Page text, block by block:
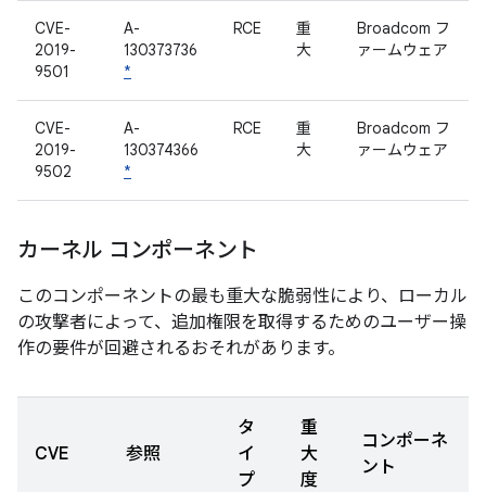
CVE-
2019-
9501
A-
130373736
*
RCE
重
大
Broadcom フ
ァームウェア
CVE-
2019-
9502
A-
130374366
*
RCE
重
大
Broadcom フ
ァームウェア
カーネル コンポーネント
このコンポーネントの最も重大な脆弱性により、ローカル
の攻撃者によって、追加権限を取得するためのユーザー操
作の要件が回避されるおそれがあります。
CVE 参照
タ
イ
プ
重
大
度
コンポーネ
ント